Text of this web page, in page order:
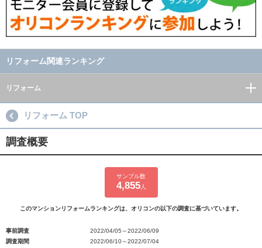
リフォーム関連ランキング
リフォーム
リフォーム TOP
調査概要
サンプル数
4,855人
このマンションリフォームランキングは、オリコンの以下の調査に基づいています。
事前調査
2022/04/05～2022/06/09
調査期間
2022/06/10～2022/07/04